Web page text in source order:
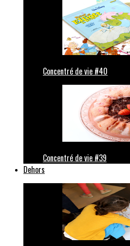
Concentré de vie #40
Concentré de vie #39
Dehors